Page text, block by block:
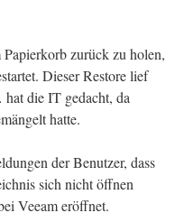
zurück zu holen,
Dieser Restore lief
die IT gedacht, da
hatte.
der Benutzer, dass
sich nicht öffnen
Veeam eröffnet.